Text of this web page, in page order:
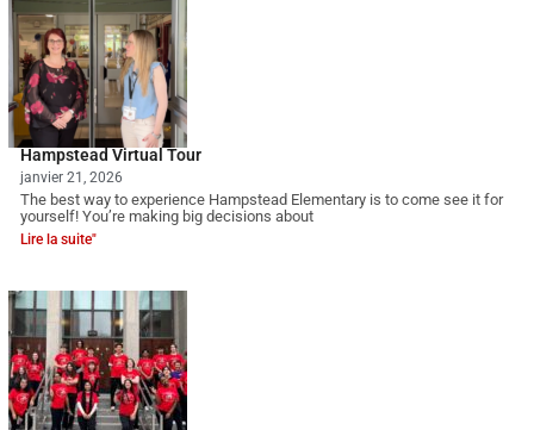
Hampstead Virtual Tour
janvier 21, 2026
The best way to experience Hampstead Elementary is to come see it for
yourself! You’re making big decisions about
Lire la suite"